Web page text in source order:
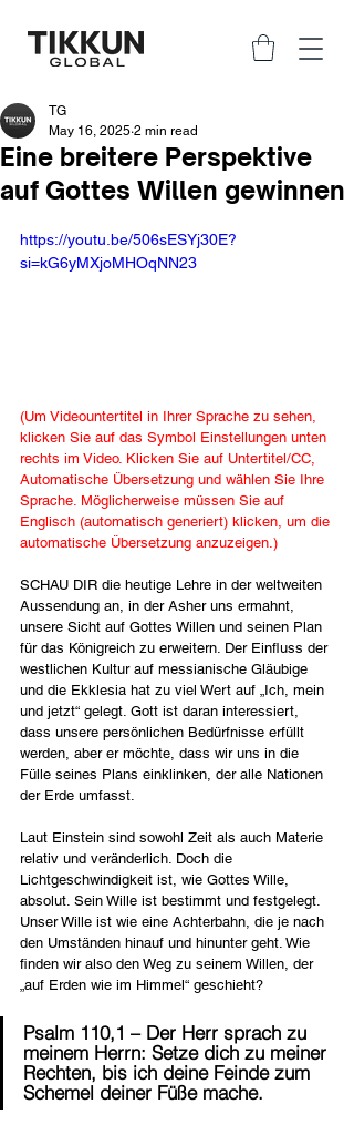
Eine breitere Perspektive
auf Gottes Willen gewinnen
TG
May 16, 2025 2 min read
https://youtu.be/506sESYj30E?
si=kG6yMXjoMHOqNN23
(Um Videountertitel in Ihrer Sprache zu sehen,
klicken Sie auf das Symbol Einstellungen unten
rechts im Video. Klicken Sie auf Untertitel/CC,
Automatische Übersetzung und wählen Sie Ihre
Sprache. Möglicherweise müssen Sie auf
Englisch (automatisch generiert) klicken, um die
automatische Übersetzung anzuzeigen.)
SCHAU DIR die heutige Lehre in der weltweiten
Aussendung an, in der Asher uns ermahnt,
unsere Sicht auf Gottes Willen und seinen Plan
für das Königreich zu erweitern. Der Einfluss der
westlichen Kultur auf messianische Gläubige
und die Ekklesia hat zu viel Wert auf „Ich, mein
und jetzt“ gelegt. Gott ist daran interessiert,
dass unsere persönlichen Bedürfnisse erfüllt
werden, aber er möchte, dass wir uns in die
Fülle seines Plans einklinken, der alle Nationen
der Erde umfasst.
Laut Einstein sind sowohl Zeit als auch Materie
relativ und veränderlich. Doch die
Lichtgeschwindigkeit ist, wie Gottes Wille,
absolut. Sein Wille ist bestimmt und festgelegt.
Unser Wille ist wie eine Achterbahn, die je nach
den Umständen hinauf und hinunter geht. Wie
finden wir also den Weg zu seinem Willen, der
„auf Erden wie im Himmel“ geschieht?
Psalm 110,1 – Der Herr sprach zu
meinem Herrn: Setze dich zu meiner
Rechten, bis ich deine Feinde zum
Schemel deiner Füße mache.